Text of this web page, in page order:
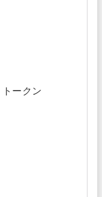
トークン